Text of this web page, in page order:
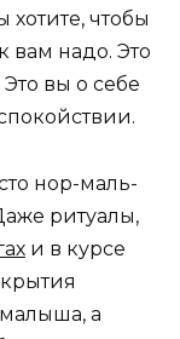
чтобы
вам надо. Это
вы о себе
нор-маль-
ритуалы,
и в курсе
а